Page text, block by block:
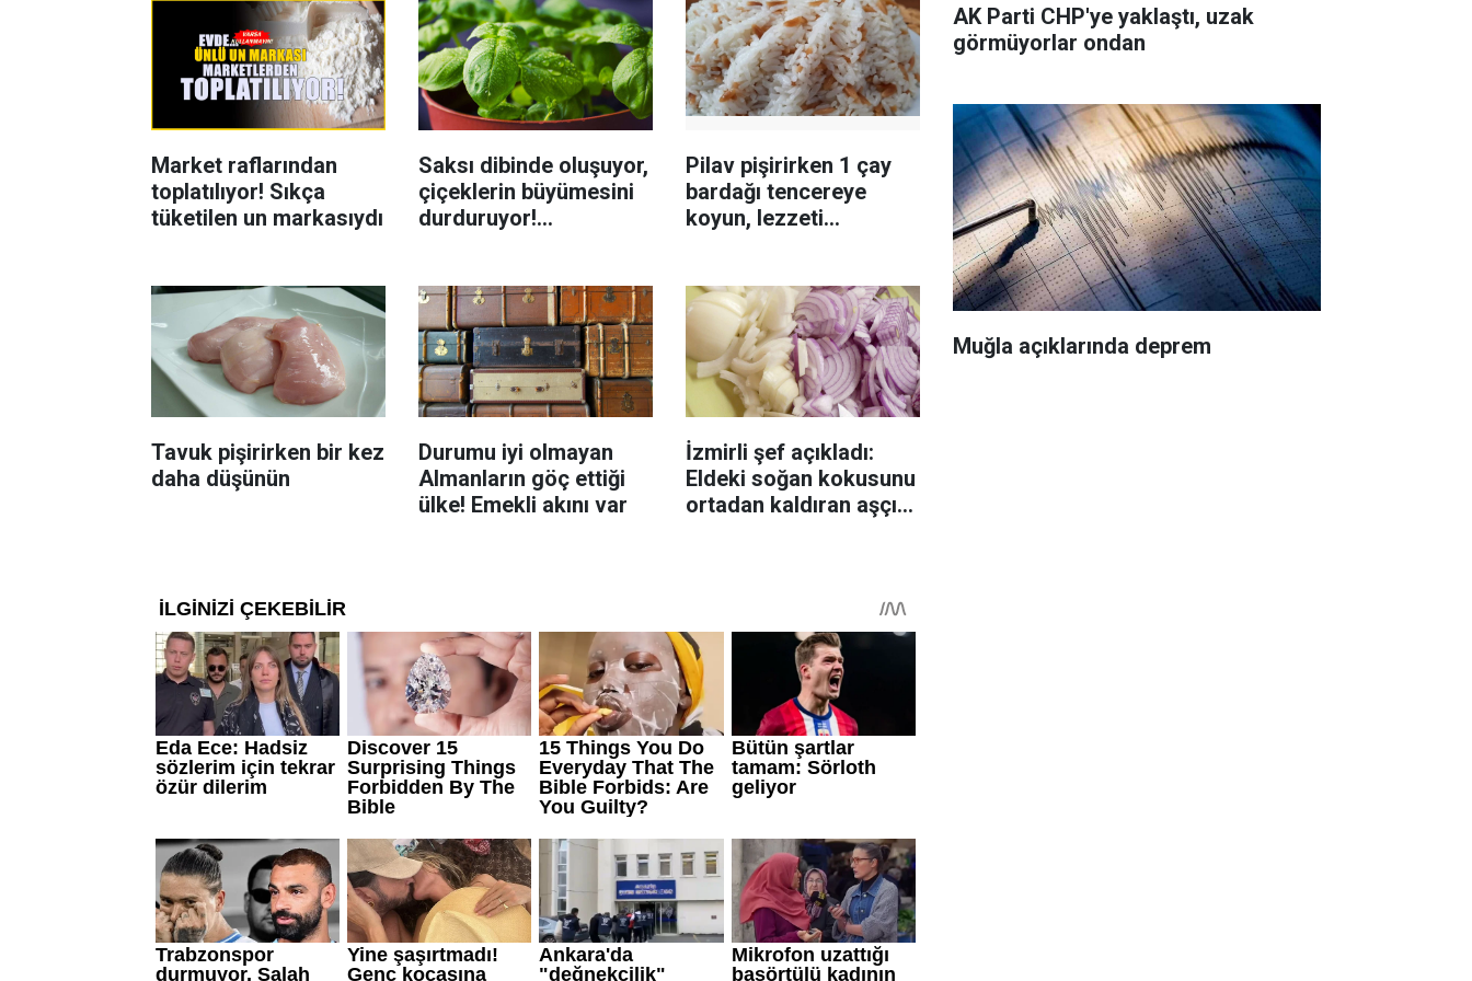
Market raflarından
toplatılıyor! Sıkça
tüketilen un markasıydı
Saksı dibinde oluşuyor,
çiçeklerin büyümesini
durduruyor!
Pilav pişirirken 1 çay
bardağı tencereye
koyun, lezzeti
Tavuk pişirirken bir kez
daha düşünün
Durumu iyi olmayan
Almanların göç ettiği
ülke! Emekli akını var
İzmirli şef açıkladı:
Eldeki soğan kokusunu
ortadan kaldıran aşçı
AK Parti CHP'ye yaklaştı, uzak
görmüyorlar ondan
Muğla açıklarında deprem